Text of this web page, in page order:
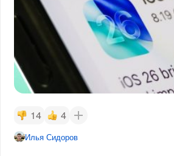
14 4
Илья Сидоров